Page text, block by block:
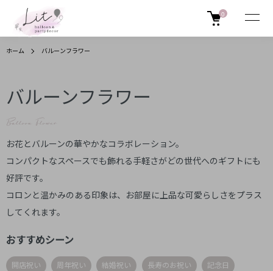
0
ホーム バルーンフラワー
バルーンフラワー
Balloon Flower
お花とバルーンの華やかなコラボレーション。
コンパクトなスペースでも飾れる手軽さがどの世代へのギフトにも
好評です。
コロンと温かみのある印象は、お部屋に上品な可愛らしさをプラス
してくれます。
おすすめシーン
開店祝い 周年祝い 結婚祝い 長寿のお祝い 記念日